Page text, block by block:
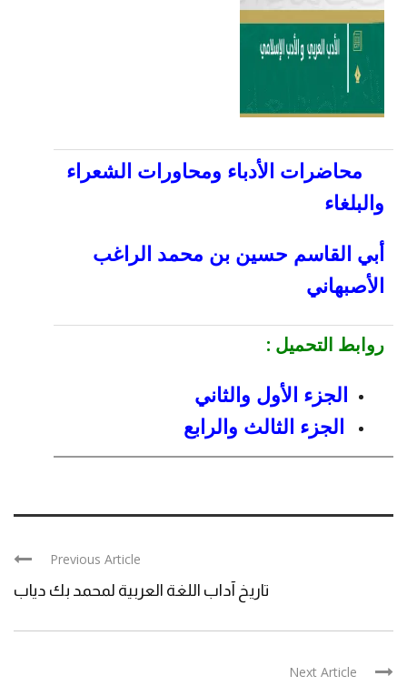
محاضرات الأدباء ومحاورات الشعراء
والبلغاء
أبي القاسم حسين بن محمد الراغب
الأصبهاني
روابط التحميل :
الجزء الأول والثاني
الجزء الثالث والرابع
Previous Article
تاريخ آداب اللغة العربية لمحمد بك دياب
Next Article